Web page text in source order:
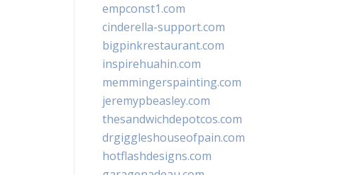
empconst1.com
cinderella-support.com
bigpinkrestaurant.com
inspirehuahin.com
memmingerspainting.com
jeremypbeasley.com
thesandwichdepotcos.com
drgiggleshouseofpain.com
hotflashdesigns.com